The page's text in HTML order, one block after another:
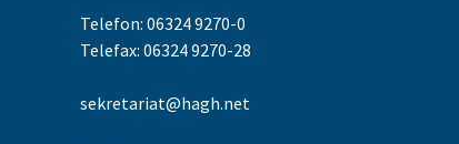
Telefon: 06324 9270-0
Telefax: 06324 9270-28
sekretariat@hagh.net